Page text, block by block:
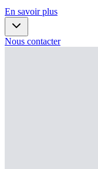
En savoir plus
Nous contacter